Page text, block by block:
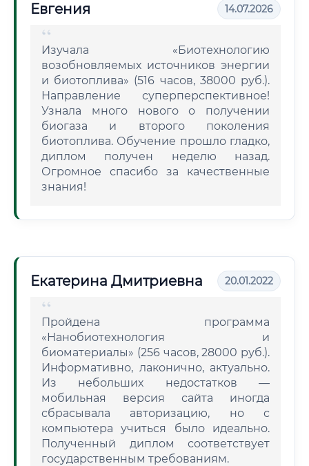
Евгения 14.07.2026
Изучала «Биотехнологию
возобновляемых источников энергии
и биотоплива» (516 часов, 38000 руб.).
Направление суперперспективное!
Узнала много нового о получении
биогаза и второго поколения
биотоплива. Обучение прошло гладко,
диплом получен неделю назад.
Огромное спасибо за качественные
знания!
Екатерина Дмитриевна 20.01.2022
Пройдена программа
«Нанобиотехнология и
биоматериалы» (256 часов, 28000 руб.).
Информативно, лаконично, актуально.
Из небольших недостатков —
мобильная версия сайта иногда
сбрасывала авторизацию, но с
компьютера учиться было идеально.
Полученный диплом соответствует
государственным требованиям.